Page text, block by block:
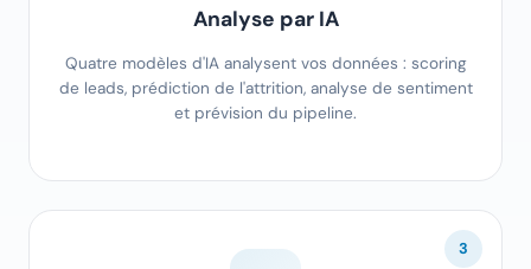
Analyse par IA
Quatre modèles d'IA analysent vos données : scoring
de leads, prédiction de l'attrition, analyse de sentiment
et prévision du pipeline.
3